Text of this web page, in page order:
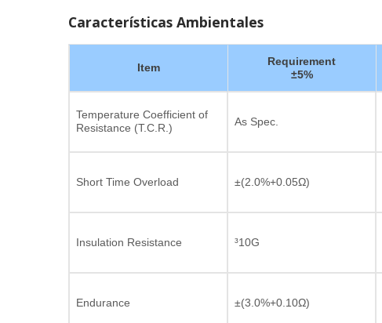
Características Ambientales
Item
Requirement
±5%
Temperature Coefficient of
Resistance (T.C.R.)
As Spec.
Short Time Overload ±(2.0%+0.05Ω)
Insulation Resistance ³10G
Endurance ±(3.0%+0.10Ω)